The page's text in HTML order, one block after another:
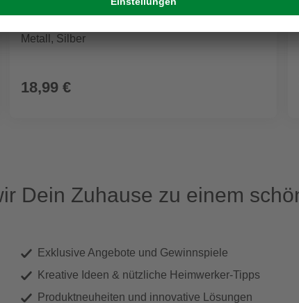
Metall, Silber
18,99 €
Dein Zuhause zu einem
Exklusive Angebote und Gewinnspiele
Kreative Ideen & nützliche Heimwerker-Tipps
Produktneuheiten und innovative Lösungen